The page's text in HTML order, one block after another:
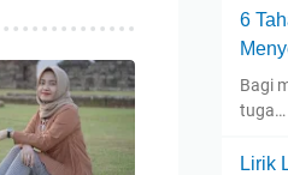
6
Bagi
tuga…
Lirik